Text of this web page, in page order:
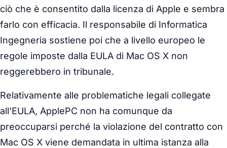
ciò che è consentito dalla licenza di Apple e sembra
farlo con efficacia. Il responsabile di Informatica
Ingegneria sostiene poi che a livello europeo le
regole imposte dalla EULA di Mac OS X non
reggerebbero in tribunale.
Relativamente alle problematiche legali collegate
all’EULA, ApplePC non ha comunque da
preoccuparsi perché la violazione del contratto con
Mac OS X viene demandata in ultima istanza alla